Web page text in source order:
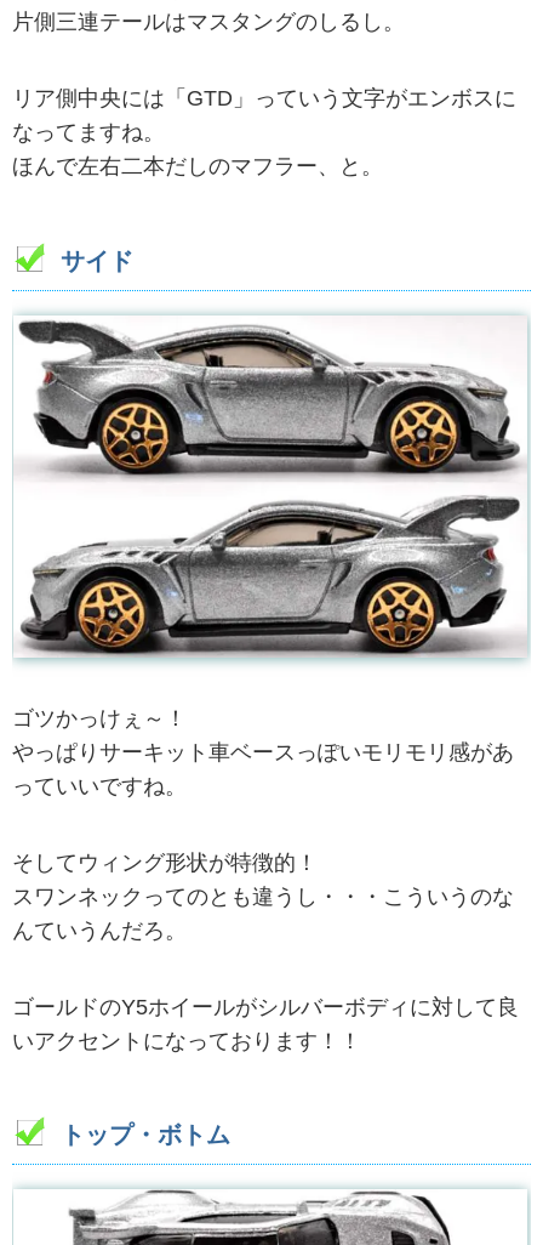
片側三連テールはマスタングのしるし。
リア側中央には「GTD」っていう文字がエンボスに
なってますね。
ほんで左右二本だしのマフラー、と。
サイド
ゴツかっけぇ～！
やっぱりサーキット車ベースっぽいモリモリ感があ
っていいですね。
そしてウィング形状が特徴的！
スワンネックってのとも違うし・・・こういうのな
んていうんだろ。
ゴールドのY5ホイールがシルバーボディに対して良
いアクセントになっております！！
トップ・ボトム